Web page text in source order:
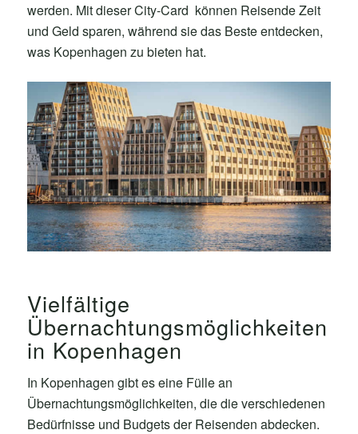
werden. Mit dieser City-Card können Reisende Zeit
und Geld sparen, während sie das Beste entdecken,
was Kopenhagen zu bieten hat.
Vielfältige
Übernachtungsmöglichkeiten
in Kopenhagen
In Kopenhagen gibt es eine Fülle an
Übernachtungsmöglichkeiten, die die verschiedenen
Bedürfnisse und Budgets der Reisenden abdecken.